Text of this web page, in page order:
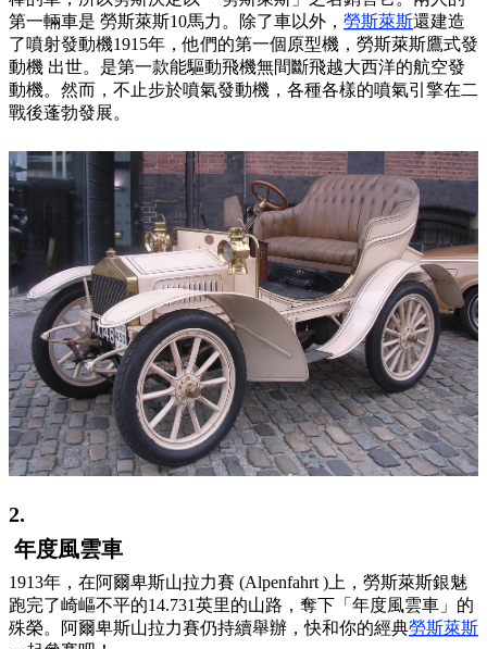
第一輛車是 勞斯萊斯10馬力。除了車以外， 勞斯萊斯還建造
了噴射發動機1915年，他們的第一個原型機，勞斯萊斯鷹式發
動機 出世。是第一款能驅動飛機無間斷飛越大西洋的航空發
動機。然而，不止步於噴氣發動機，各種各樣的噴氣引擎在二
戰後蓬勃發展。
2.
年度風雲車
1913年，在阿爾卑斯山拉力賽 (Alpenfahrt )上，勞斯萊斯銀魅
跑完了崎嶇不平的14.731英里的山路，奪下「年度風雲車」的
殊榮。阿爾卑斯山拉力賽仍持續舉辦，快和你的經典勞斯萊斯